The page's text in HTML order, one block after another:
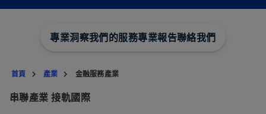
專業洞察我們的服務專業報告聯絡我們
首頁 產業 金融服務產業
串聯產業 接軌國際